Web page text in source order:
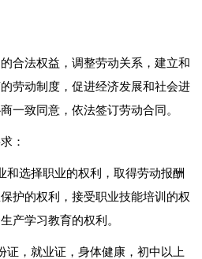
合法权益，调整劳动关系，建立和
劳动制度，促进经济发展和社会进
一致同意，依法签订劳动合同。
：
和选择职业的权利，取得劳动报酬
护的权利，接受职业技能培训的权
产学习教育的权利。
证，就业证，身体健康，初中以上